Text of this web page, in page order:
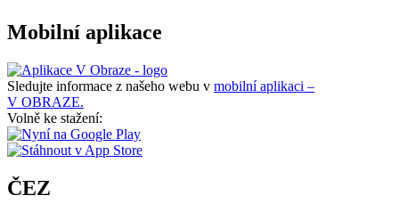
Mobilní aplikace
Sledujte informace z našeho webu v mobilní aplikaci –
V OBRAZE.
Volně ke stažení:
ČEZ